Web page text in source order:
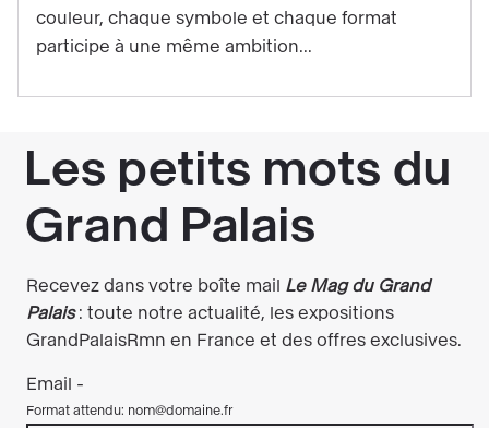
Klint
couleur, chaque symbole et chaque format
participe à une même ambition...